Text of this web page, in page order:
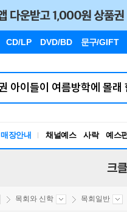
CD/LP DVD/BD 문구/GIFT
매장안내 채널예스 사락 예스
크
목회와 신학 목회일반